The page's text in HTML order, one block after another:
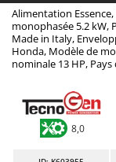
Aspirateurs -
Aspirateurs
Aspirateurs
Aspirateurs
Atomiseurs
Aima
Airmec
AL-KO
Alce
Alpina
Alimentation
monophasée 5.2 kW,
Made in Italy,
Honda, Modèle de
nominale 13 HP,
8,0